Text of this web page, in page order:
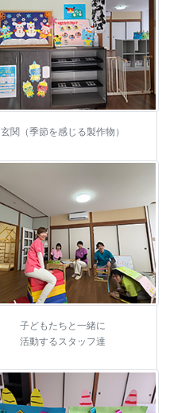
玄関（季節を感じる製作物）
子どもたちと一緒に
活動するスタッフ達